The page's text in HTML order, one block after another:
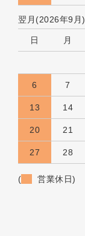
翌月(2026年9月)
日 月
6 7
13 14
20 21
27 28
( 営業休日)